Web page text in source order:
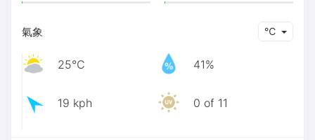
氣象 ℃
25℃ 41%
19 kph 0 of 11